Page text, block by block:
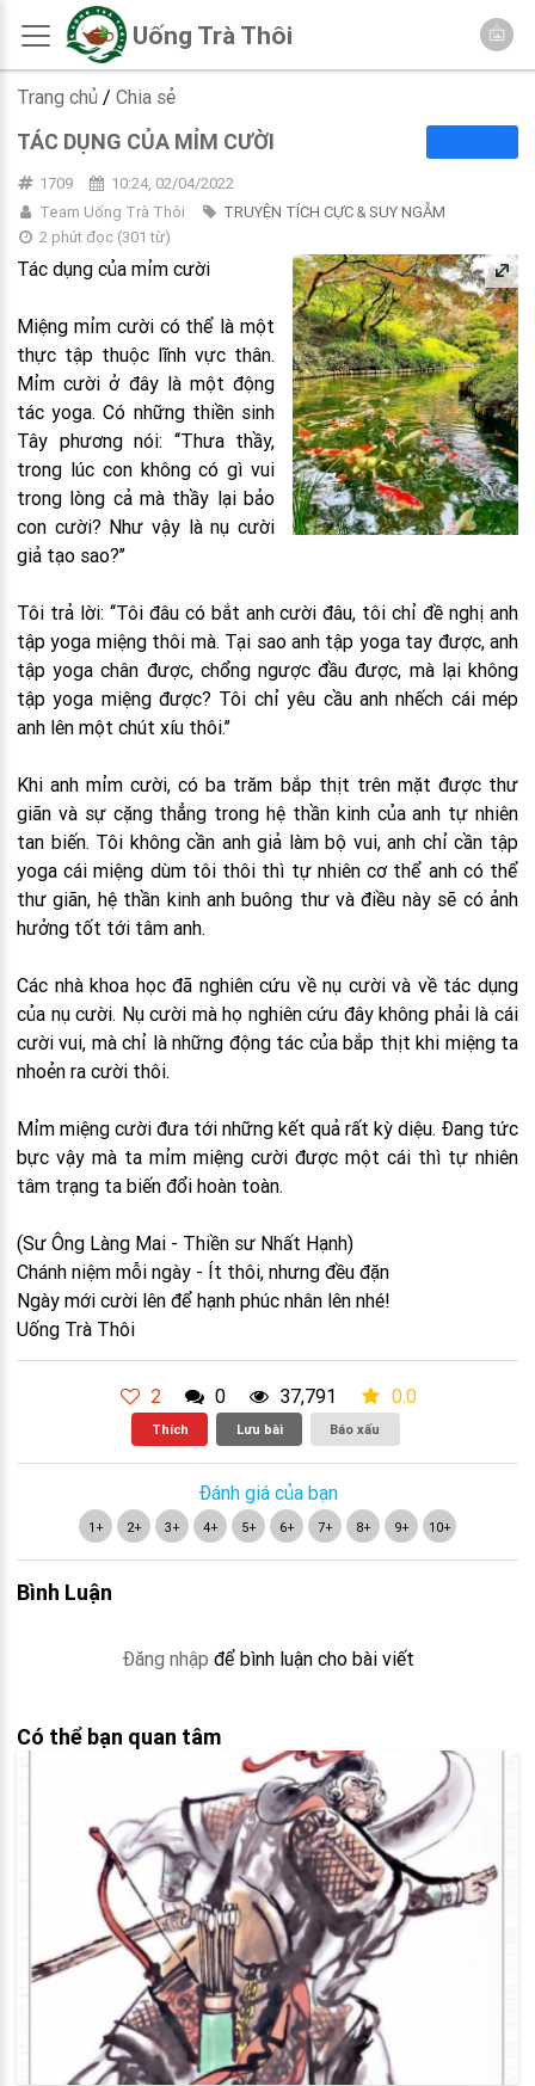
Uống Trà Thôi
Trang chủ / Chia sẻ
TÁC DỤNG CỦA MỈM CƯỜI
1709
10:24, 02/04/2022
Team Uống Trà Thôi
TRUYỆN TÍCH CỰC & SUY NGẪM
2 phút đọc(301 từ)
Tác dụng của mỉm cười
Miệng mỉm cười có thể là một
thực tập thuộc lĩnh vực thân.
Mỉm cười ở đây là một động
tác yoga. Có những thiền sinh
Tây phương nói: ‘‘Thưa thầy,
trong lúc con không có gì vui
trong lòng cả mà thầy lại bảo
con cười? Như vậy là nụ cười
giả tạo sao?’’
Tôi trả lời: ‘‘Tôi đâu có bắt anh cười đâu, tôi chỉ đề nghị anh
tập yoga miệng thôi mà. Tại sao anh tập yoga tay được, anh
tập yoga chân được, chổng ngược đầu được, mà lại không
tập yoga miệng được? Tôi chỉ yêu cầu anh nhếch cái mép
anh lên một chút xíu thôi.’’
Khi anh mỉm cười, có ba trăm bắp thịt trên mặt được thư
giãn và sự cặng thẳng trong hệ thần kinh của anh tự nhiên
tan biến. Tôi không cần anh giả làm bộ vui, anh chỉ cần tập
yoga cái miệng dùm tôi thôi thì tự nhiên cơ thể anh có thể
thư giãn, hệ thần kinh anh buông thư và điều này sẽ có ảnh
hưởng tốt tới tâm anh.
Các nhà khoa học đã nghiên cứu về nụ cười và về tác dụng
của nụ cười. Nụ cười mà họ nghiên cứu đây không phải là cái
cười vui, mà chỉ là những động tác của bắp thịt khi miệng ta
nhoẻn ra cười thôi.
Mỉm miệng cười đưa tới những kết quả rất kỳ diệu. Đang tức
bực vậy mà ta mỉm miệng cười được một cái thì tự nhiên
tâm trạng ta biến đổi hoàn toàn.
(Sư Ông Làng Mai - Thiền sư Nhất Hạnh)
Chánh niệm mỗi ngày - Ít thôi, nhưng đều đặn
Ngày mới cười lên để hạnh phúc nhân lên nhé!
Uống Trà Thôi
2 0 37,791 0.0
Thích Lưu bài Báo xấu
Đánh giá của bạn
1+ 2+ 3+ 4+ 5+ 6+ 7+ 8+ 9+ 10+
Bình Luận
Đăng nhập để bình luận cho bài viết
Có thể bạn quan tâm